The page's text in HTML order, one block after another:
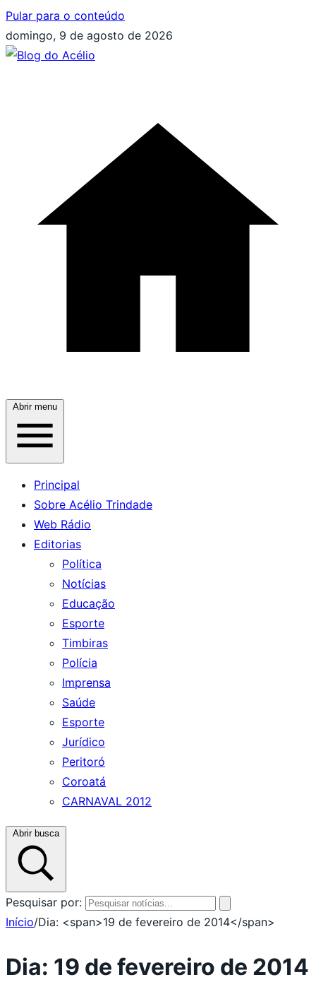
Pular para o conteúdo
domingo, 9 de agosto de 2026
Abrir menu
Principal
Sobre Acélio Trindade
Web Rádio
Editorias
Política
Notícias
Educação
Esporte
Timbiras
Polícia
Imprensa
Saúde
Esporte
Jurídico
Peritoró
Coroatá
CARNAVAL 2012
Abrir busca
Pesquisar por:
Início/Dia: <span>19 de fevereiro de 2014</span>
Dia: 19 de fevereiro de 2014